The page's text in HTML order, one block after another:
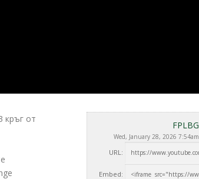
FPLBG
Wed, January 28, 2026 7:54am
URL:
Embed:
кръг от